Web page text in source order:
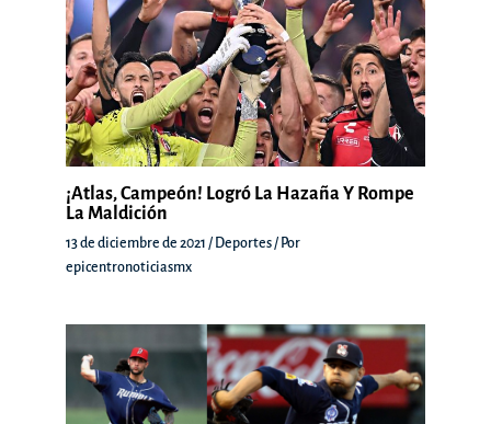
¡Atlas, Campeón! Logró La Hazaña Y Rompe
La Maldición
13 de diciembre de 2021 / Deportes/ Por
epicentronoticiasmx